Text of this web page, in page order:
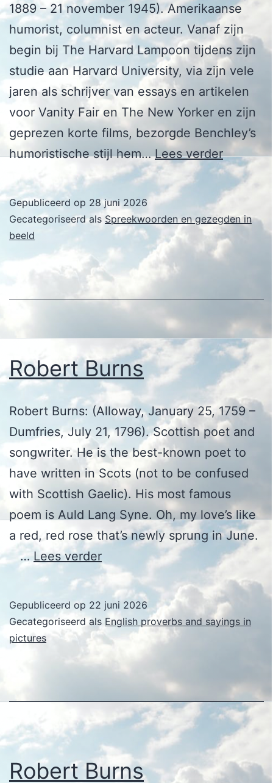
1889 – 21 november 1945). Amerikaanse
humorist, columnist en acteur. Vanaf zijn
begin bij The Harvard Lampoon tijdens zijn
studie aan Harvard University, via zijn vele
jaren als schrijver van essays en artikelen
voor Vanity Fair en The New Yorker en zijn
geprezen korte films, bezorgde Benchley’s
humoristische stijl hem…Lees verderRobert
Gepubliceerd op 28 juni 2026
Gecategoriseerd als Spreekwoorden en gezegden in
beeld
Robert Burns
Robert Burns: (Alloway, January 25, 1759 –
Dumfries, July 21, 1796). Scottish poet and
songwriter. He is the best-known poet to
have written in Scots (not to be confused
with Scottish Gaelic). His most famous
poem is Auld Lang Syne. Oh, my love’s like
a red, red rose that’s newly sprung in June.
… Lees verderRobert
Burns
Gepubliceerd op 22 juni 2026
Gecategoriseerd als English proverbs and sayings in
pictures
Robert Burns